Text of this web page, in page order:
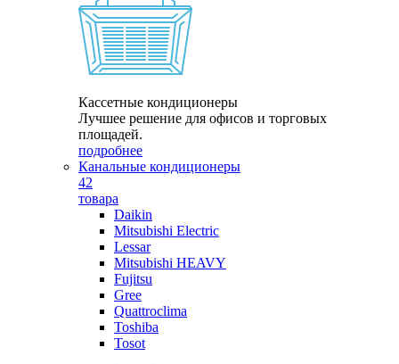
Кассетные кондиционеры
Лучшее решение для офисов и торговых
площадей.
подробнее
Канальные кондиционеры
42
товара
Daikin
Mitsubishi Electric
Lessar
Mitsubishi HEAVY
Fujitsu
Gree
Quattroclima
Toshiba
Tosot